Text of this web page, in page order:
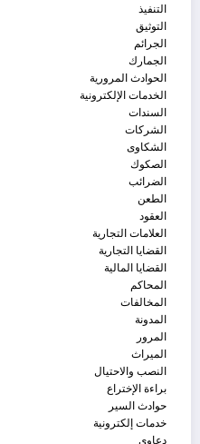
التنفيذ
التوثيق
الجرائم
الجمارك
الحوادث المرورية
الخدمات الإلكترونية
السندات
الشركات
الشكاوى
الصكوك
الضرائب
الطعن
العقود
العلامات التجارية
القضايا التجارية
القضايا المالية
المحاكم
المخالفات
المدونة
المرور
الميراث
النصب والاحتيال
براءة الإختراع
حوادث السير
خدمات إلكترونية
دعاوى